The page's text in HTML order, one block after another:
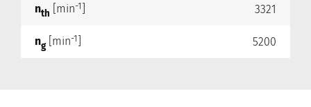
nth [min-1 3321
ng[min-1 5200